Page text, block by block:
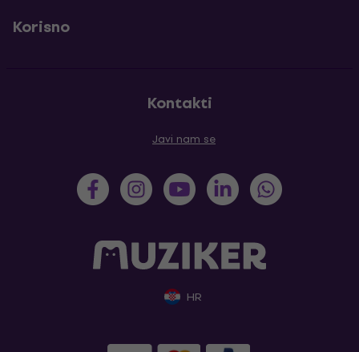
Korisno
Kontakti
Javi nam se
HR